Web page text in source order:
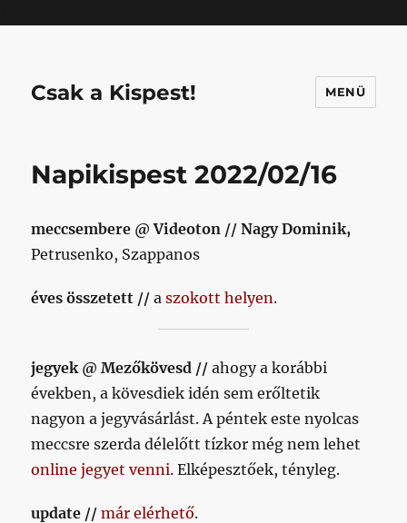
Csak a Kispest! MENÜ
Napikispest 2022/02/16
meccsembere @ Videoton // Nagy Dominik,
Petrusenko, Szappanos
éves összetett // aszokott helyen.
jegyek @ Mezőkövesd // ahogy a korábbi
években, a kövesdiek idén sem erőltetik
nagyon a jegyvásárlást. A péntek este nyolcas
meccsre szerda délelőtt tízkor még nem lehet
online jegyet venni. Elképesztőek, tényleg.
update // már elérhető.